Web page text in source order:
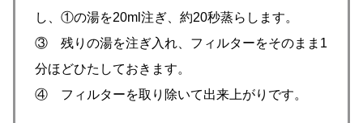
し、①の湯を20ml注ぎ、約20秒蒸らします。
③ 残りの湯を注ぎ入れ、フィルターをそのまま1
分ほどひたしておきます。
④ フィルターを取り除いて出来上がりです。